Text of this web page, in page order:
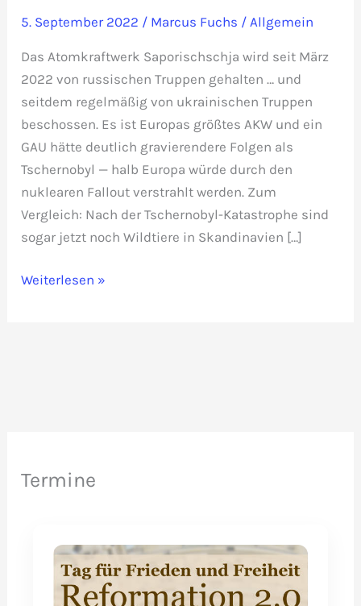
5. September 2022 / Marcus Fuchs / Allgemein
Das Atomkraftwerk Saporischschja wird seit März
2022 von russischen Truppen gehalten … und
seitdem regelmäßig von ukrainischen Truppen
beschossen. Es ist Europas größtes AKW und ein
GAU hätte deutlich gravierendere Folgen als
Tschernobyl — halb Europa würde durch den
nuklearen Fallout verstrahlt werden. Zum
Vergleich: Nach der Tschernobyl-Katastrophe sind
sogar jetzt noch Wildtiere in Skandinavien […]
Warum
Weiterlesen »
Termine